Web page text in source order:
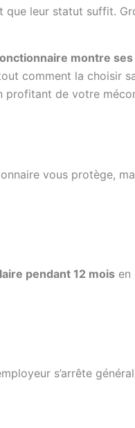
que leur statut suffit.
montre
comment la choisir
de votre
vous protège,
pendant 12 mois en
s’arrête